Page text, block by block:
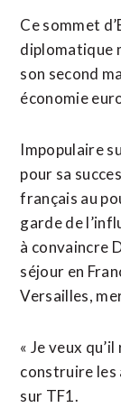
Ce sommet
diplomatique
son second
‌économie
Impopulaire
pour sa
français au
garde de
à convaincre
séjour en
Versailles,
« Je veux
construire les
sur TF1.